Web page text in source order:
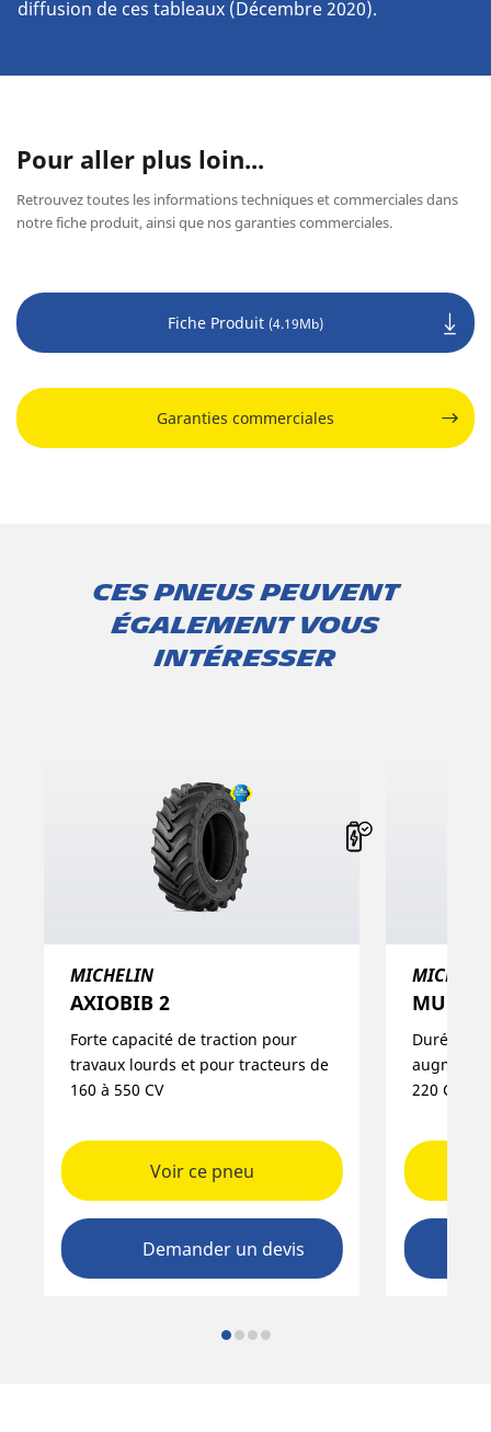
diffusion de ces tableaux (Décembre 2020).
Pour aller plus loin...
Retrouvez toutes les informations techniques et commerciales dans
notre fiche produit, ainsi que nos garanties commerciales.
Fiche Produit (4.19Mb)
Garanties commerciales
Ces pneus peuvent
également vous
intéresser
MICHELIN
AXIOBIB 2
Forte capacité de traction pour
travaux lourds et pour tracteurs de
160 à 550 CV
Voir ce pneu
Demander un devis
Durée de
220 CV​